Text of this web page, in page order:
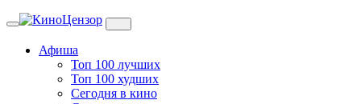
Toggle
Афиша
Топ 100 лучших
Топ 100 худших
Сегодня в кино